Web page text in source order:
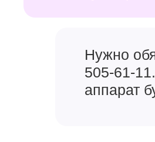
Нужно
505-61-
аппарат